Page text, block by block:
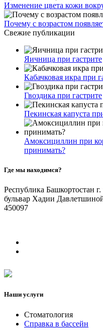
Изменение цвета кожи
Почему с возрастом
Свежие публикации
Яичница при гастрите
Кабачковая икра при
Гвоздика при гастрите
Пекинская капуста
Амоксициллин при
принимать?
Где мы находимся?
Республика Башкортостан
бульвар Хадии
450097
Наши услуги
Стоматология
Справка в бассейн